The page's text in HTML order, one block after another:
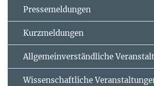
Pressemeldungen
Kurzmeldungen
Allgemeinverständliche
Wissenschaftliche